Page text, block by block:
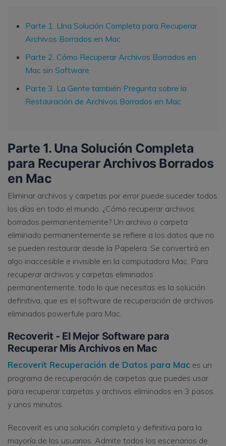
Parte 1. Una Solución Completa para Recuperar
Archivos Borrados en Mac
Parte 2. Cómo Recuperar Archivos Borrados en
Mac sin Software
Parte 3. La Gente también Pregunta sobre la
Restauración de Archivos Borrados en Mac
Parte 1. Una Solución Completa
para Recuperar Archivos Borrados
en Mac
Eliminar archivos y carpetas por error puede suceder todos
los días en todo el mundo. ¿Cómo recuperar archivos
borrados permanentemente? Un archivo o carpeta
eliminado permanentemente se refiere a los datos que no
se pueden restaurar desde la Papelera. Se convertirá en
algo inaccesible e invisible en la computadora Mac. Para
recuperar archivos y carpetas eliminados
permanentemente, todo lo que necesitas es la solución
definitiva, que es el software de recuperación de archivos
eliminados powerfule para Mac.
Recoverit - El Mejor Software para
Recuperar Mis Archivos en Mac
Recoverit Recuperación de Datos para Mac es un
programa de recuperación de carpetas que puedes usar
para recuperar carpetas y archivos eliminados en 3 pasos
y unos minutos.
Recoverit es una solución completa y definitiva para la
mayoría de los usuarios. Admite todos los escenarios de